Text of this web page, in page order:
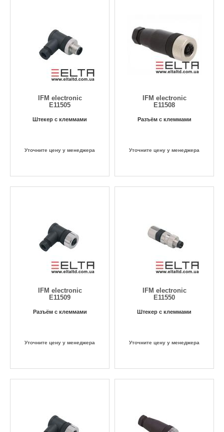
IFM electronic
E11505
Штекер с клеммами
Уточните цену у менеджера
IFM electronic
E11508
Разъём с клеммами
Уточните цену у менеджера
IFM electronic
E11509
Разъём с клеммами
Уточните цену у менеджера
IFM electronic
E11550
Штекер с клеммами
Уточните цену у менеджера